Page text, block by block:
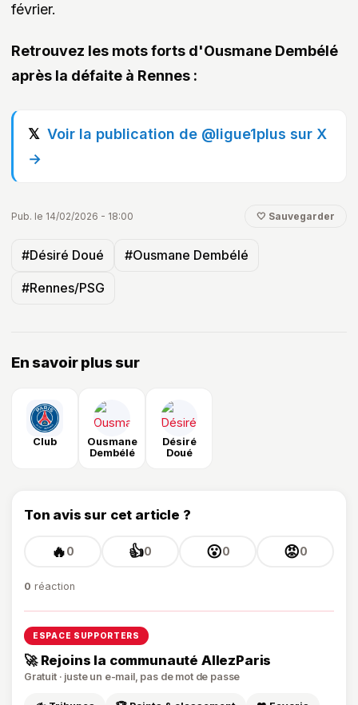
février.
Retrouvez les mots forts d'Ousmane Dembélé
après la défaite à Rennes :
Voir la publication de @ligue1plus sur X
→
Pub. le 14/02/2026 - 18:00 🤍 Sauvegarder
#Désiré Doué #Ousmane Dembélé
#Rennes/PSG
En savoir plus sur
Club
Ousmane
Dembélé
Désiré
Doué
Ton avis sur cet article ?
🔥0 👍0 😮0 😡0
0 réaction
ESPACE SUPPORTERS
🚀 Rejoins la communauté AllezParis
Gratuit · juste un e-mail, pas de mot de passe